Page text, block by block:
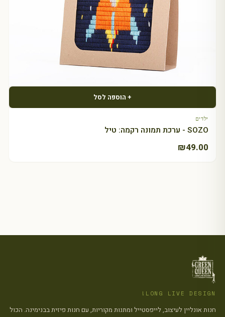
+ הוספה לסל
ילדים
SOZO - ערכת תמונה רקמה: טיל
₪49.00
LONG LIVE DESIGN!
חנות אונליין לעיצוב, לייפסטייל ומתנות מקוריות, עם חנות פיזית בבנימינה. הכול